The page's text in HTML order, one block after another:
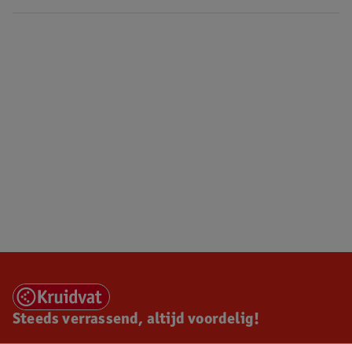
Steeds verrassend, altijd voordelig!